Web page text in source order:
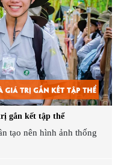
gắn kết tập thể
tạo nên hình ảnh thống